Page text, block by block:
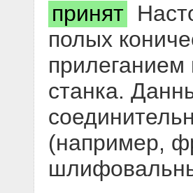
принят
полых
станка.
(например,